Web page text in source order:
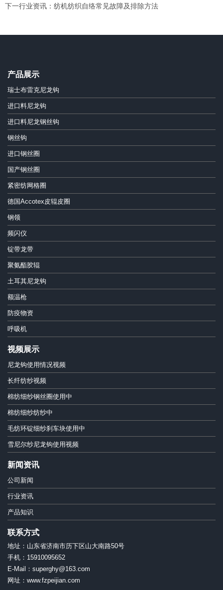
下一行业资讯：纺机纺织自络常见故障及排除方法
产品展示
瑞士布雷克尼龙钩
进口料尼龙钩
进口料尼龙钢丝钩
钢丝钩
进口钢丝圈
国产钢丝圈
紧密纺网格圈
德国Accotex皮辊皮圈
钢领
频闪仪
锭带龙带
聚氨酯胶辊
土耳其尼龙钩
额温枪
防疫物资
呼吸机
视频展示
尼龙钩使用情况视频
长纤纺纱视频
棉纺细纱钢丝圈使用中
棉纺细纱纺纱中
毛纺环锭细纱刹车块使用中
雪尼尔纱尼龙钩使用视频
新闻资讯
公司新闻
行业资讯
产品知识
联系方式
地址：山东省济南市历下区山大南路50号
手机：15910095652
E-Mail：superghy@163.com
网址：www.fzpeijian.com